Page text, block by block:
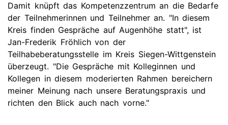
Damit knüpft das Kompetenzzentrum an die Bedarfe
der Teilnehmerinnen und Teilnehmer an. "In diesem
Kreis finden Gespräche auf Augenhöhe statt", ist
Jan-Frederik Fröhlich von der
Teilhabeberatungsstelle im Kreis Siegen-Wittgenstein
überzeugt. "Die Gespräche mit Kolleginnen und
Kollegen in diesem moderierten Rahmen bereichern
meiner Meinung nach unsere Beratungspraxis und
richten den Blick auch nach vorne."